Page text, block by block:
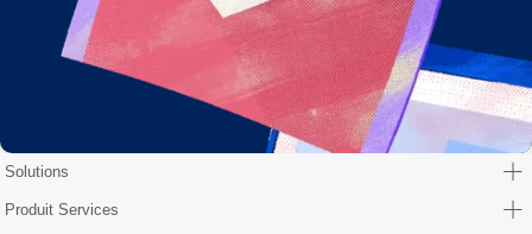
Solutions
Produit Services